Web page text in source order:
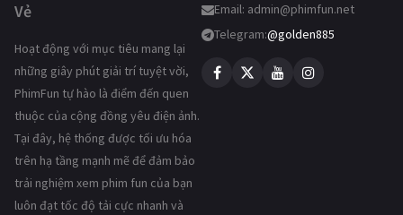
Vẻ
Hoạt động với mục tiêu mang lại
những giây phút giải trí tuyệt vời,
PhimFun tự hào là điểm đến quen
thuộc của cộng đồng yêu điện ảnh.
Tại đây, hệ thống được tối ưu hóa
trên hạ tầng mạnh mẽ để đảm bảo
trải nghiệm xem phim fun của bạn
luôn đạt tốc độ tải cực nhanh và
Email: admin@phimfun.net
Telegram:@golden885